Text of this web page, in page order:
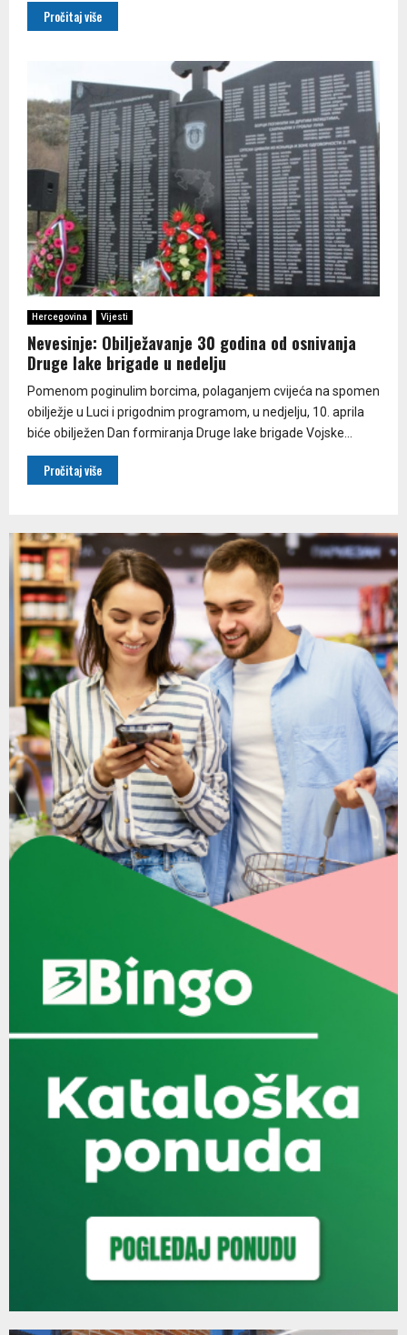
Pročitaj više
Hercegovina Vijesti
Nevesinje: Obilježavanje 30 godina od osnivanja
Druge lake brigade u nedelju
Pomenom poginulim borcima, polaganjem cvijeća na spomen
obilježje u Luci i prigodnim programom, u nedjelju, 10. aprila
biće obilježen Dan formiranja Druge lake brigade Vojske...
Pročitaj više